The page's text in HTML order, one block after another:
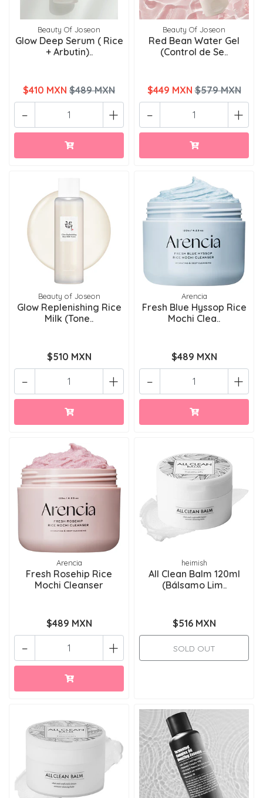
Beauty Of Joseon
Glow Deep Serum ( Rice
+ Arbutin)..
$410 MXN $489 MXN
+
-
Beauty Of Joseon
Red Bean Water Gel
(Control de Se..
$449 MXN $579 MXN
+
-
Beauty of Joseon
Glow Replenishing Rice
Milk (Tone..
$510 MXN
+
-
Arencia
Fresh Blue Hyssop Rice
Mochi Clea..
$489 MXN
+
-
Arencia
Fresh Rosehip Rice
Mochi Cleanser
$489 MXN
+
-
heimish
All Clean Balm 120ml
(Bálsamo Lim..
$516 MXN
SOLD OUT